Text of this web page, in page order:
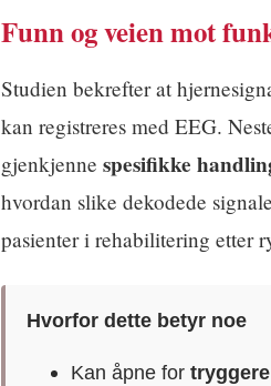
Funn og veien mot
Studien bekrefter at
kan registreres med EEG.
gjenkjenne spesifikke
hvordan slike dekodede
pasienter i rehabilitering etter
Hvorfor dette betyr noe
Kan åpne for